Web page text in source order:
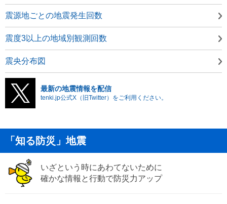
震源地ごとの地震発生回数
震度3以上の地域別観測回数
震央分布図
最新の地震情報を配信
tenki.jp公式X（旧Twitter）をご利用ください。
「知る防災」地震
いざという時にあわてないために
確かな情報と行動で防災力アップ